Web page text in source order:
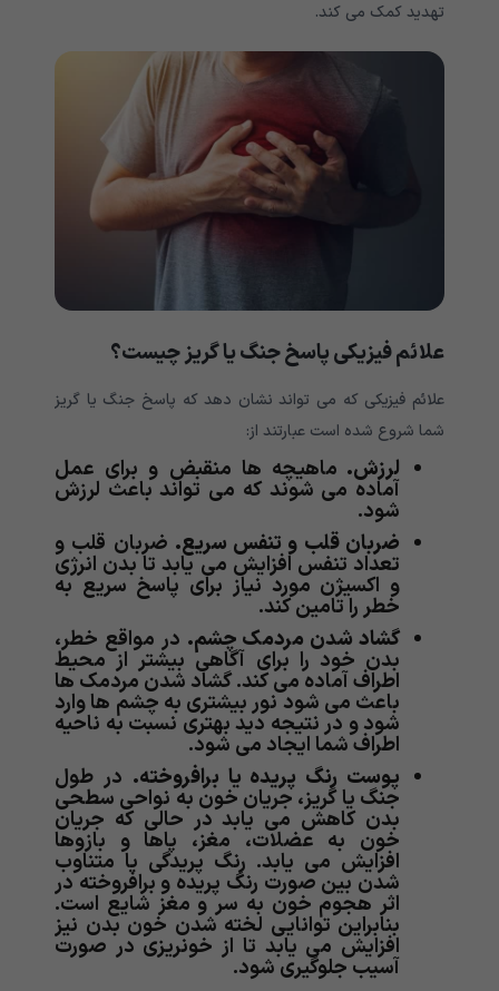
تهدید کمک می کند.
علائم فیزیکی پاسخ جنگ یا گریز چیست؟
علائم فیزیکی که می تواند نشان دهد که پاسخ جنگ یا گریز
شما شروع شده است عبارتند از:
لرزش. ماهیچه ها منقبض و برای عمل
آماده می شوند که می تواند باعث لرزش
شود.
ضربان قلب و تنفس سریع. ضربان قلب و
تعداد تنفس افزایش می یابد تا بدن انرژی
و اکسیژن مورد نیاز برای پاسخ سریع به
خطر را تامین کند.
گشاد شدن مردمک چشم. در مواقع خطر،
بدن خود را برای آگاهی بیشتر از محیط
اطراف آماده می کند. گشاد شدن مردمک ها
باعث می شود نور بیشتری به چشم ها وارد
شود و در نتیجه دید بهتری نسبت به ناحیه
اطراف شما ایجاد می شود.
پوست رنگ پریده یا برافروخته. در طول
جنگ یا گریز، جریان خون به نواحی سطحی
بدن کاهش می یابد در حالی که جریان
خون به عضلات، مغز، پاها و بازوها
افزایش می یابد. رنگ پریدگی یا متناوب
شدن بین صورت رنگ پریده و برافروخته در
اثر هجوم خون به سر و مغز شایع است.
بنابراین توانایی لخته شدن خون بدن نیز
افزایش می یابد تا از خونریزی در صورت
آسیب جلوگیری شود.